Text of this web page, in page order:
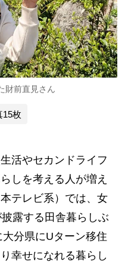
財前直見さん
15枚
活やセカンドライフ
しを考える人が増え
テレビ系）では、女
露する田舎暮らしぶ
分県にUターン移住
幸せになれる暮らし